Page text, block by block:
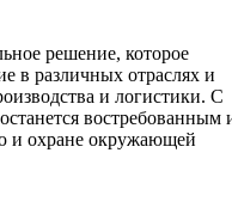
решение, которое
в различных отраслях и
и логистики. С
востребованным
и охране окружающей